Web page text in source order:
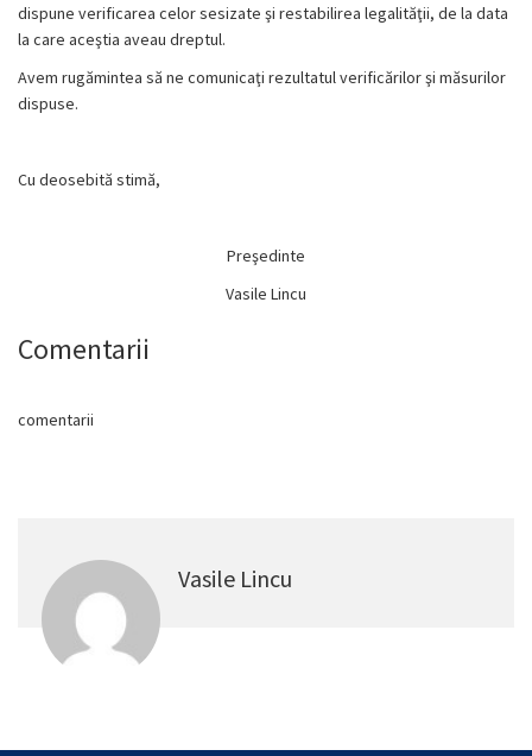
dispune verificarea celor sesizate şi restabilirea legalităţii, de la data
la care aceştia aveau dreptul.
Avem rugămintea să ne comunicaţi rezultatul verificărilor şi măsurilor
dispuse.
Cu deosebită stimă,
Preşedinte
Vasile Lincu
Comentarii
comentarii
Vasile Lincu